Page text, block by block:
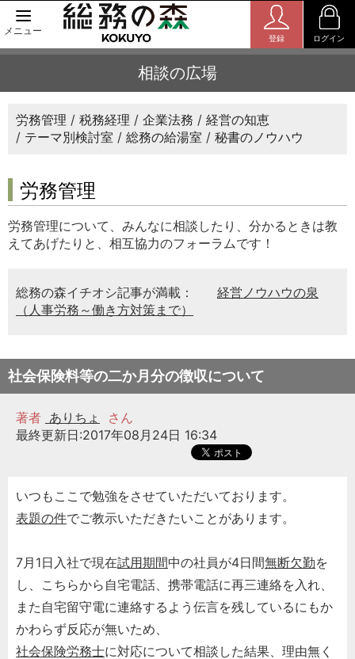
メニュー
登録 ログイン
相談の広場
労務管理 税務経理 企業法務
経営の知恵
テーマ別検討室
総務の給湯室 秘書のノウハウ
労務管理
労務管理について、みんなに相談したり、分かるときは教
えてあげたりと、相互協力のフォーラムです！
総務の森イチオシ記事が満載：
経営ノウハウの泉
（人事労務～働き方対策まで）
社会保険料等の二か月分の徴収について
著者 ありちょ
さん
最終更新日:2017年08月24日 16:34
いつもここで勉強をさせていただいております。
表題の件でご教示いただきたいことがあります。
7月1日入社で現在試用期間中の社員が4日間無断欠勤を
し、こちらから自宅電話、携帯電話に再三連絡を入れ、
また自宅留守電に連絡するよう伝言を残しているにもか
かわらず反応が無いため、
社会保険労務士に対応について相談した結果、理由無く